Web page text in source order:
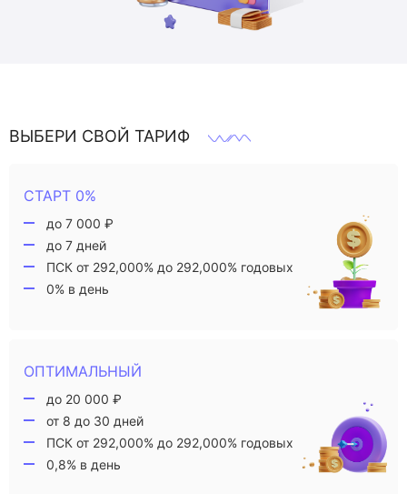
ВЫБЕРИ СВОЙ ТАРИФ
СТАРТ 0%
до 7 000 ₽
до 7 дней
ПСК от 292,000% до 292,000% годовых
0% в день
ОПТИМАЛЬНЫЙ
до 20 000 ₽
от 8 до 30 дней
ПСК от 292,000% до 292,000% годовых
0,8% в день